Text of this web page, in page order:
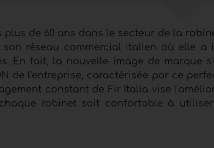
de 60 ans dans le secteur de la
réseau commercial italien où elle a
En fait, la nouvelle image de marque
de l'entreprise, caractérisée par ce
constant de Fir Italia vise
robinet soit confortable à